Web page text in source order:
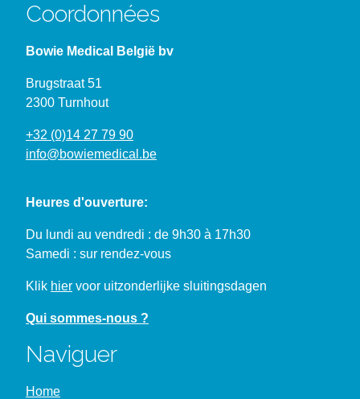
Coordonnées
Bowie Medical België bv
Brugstraat 51
2300 Turnhout
+32 (0)14 27 79 90
info@bowiemedical.be
Heures d'ouverture:
Du lundi au vendredi : de 9h30 à 17h30
Samedi : sur rendez-vous
Klik hier voor uitzonderlijke sluitingsdagen
Qui sommes-nous ?
Naviguer
Home